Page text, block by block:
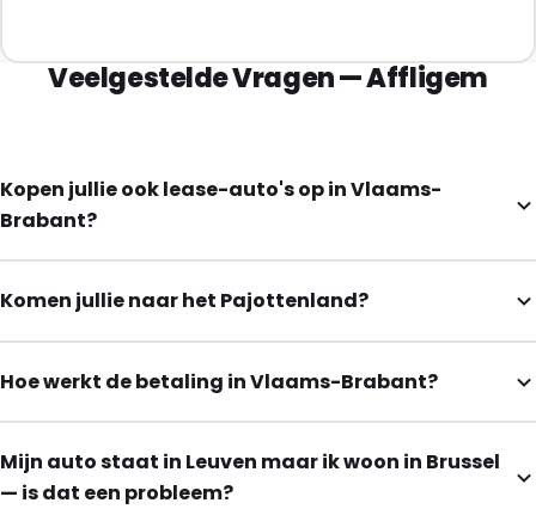
Veelgestelde Vragen — Affligem
Kopen jullie ook lease-auto's op in Vlaams-
Brabant?
Komen jullie naar het Pajottenland?
Hoe werkt de betaling in Vlaams-Brabant?
Mijn auto staat in Leuven maar ik woon in Brussel
— is dat een probleem?